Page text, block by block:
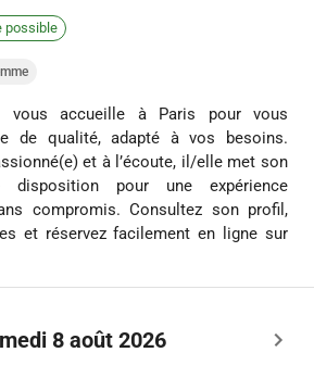
possible
vous accueille à Paris pour vous
de qualité, adapté à vos besoins.
et à l’écoute, il/elle met son
pour une expérience
compromis. Consultez son profil,
et réservez facilement en ligne sur
8 août 2026